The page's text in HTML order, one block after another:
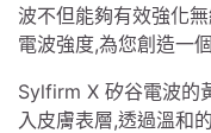
波不但能夠有效強化
電波強度,為您創造一
Sylfirm X 矽谷電波的
入皮膚表層,透過溫和